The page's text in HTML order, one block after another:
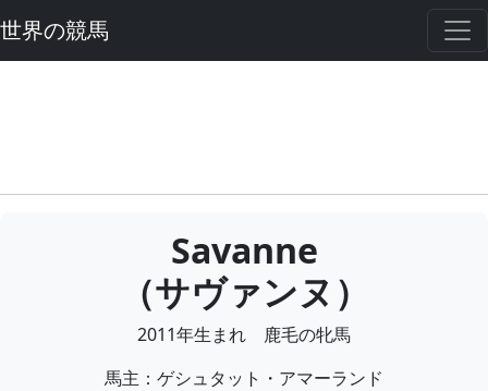
世界の競馬
Savanne
（サヴァンヌ）
2011年生まれ 鹿毛の牝馬
馬主：ゲシュタット・アマーランド